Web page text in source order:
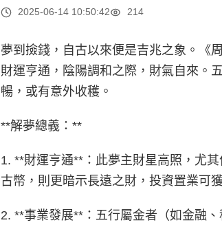
2025-06-14 10:50:42 214
夢到撿錢，自古以來便是吉兆之象。《
財運亨通，陰陽調和之際，財氣自來。
暢，或有意外收穫。
**解夢總義：**
1. **財運亨通**：此夢主財星高照，尤
古幣，則更暗示長遠之財，投資置業可
2. **事業發展**：五行屬金者（如金融